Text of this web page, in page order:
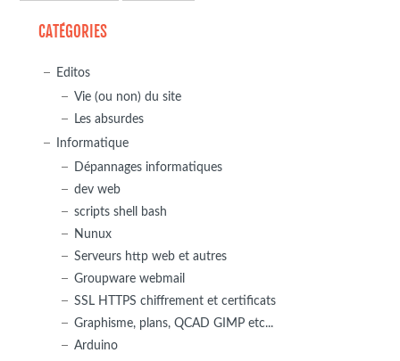
CATÉGORIES
Editos
Vie (ou non) du site
Les absurdes
Informatique
Dépannages informatiques
dev web
scripts shell bash
Nunux
Serveurs http web et autres
Groupware webmail
SSL HTTPS chiffrement et certificats
Graphisme, plans, QCAD GIMP etc...
Arduino